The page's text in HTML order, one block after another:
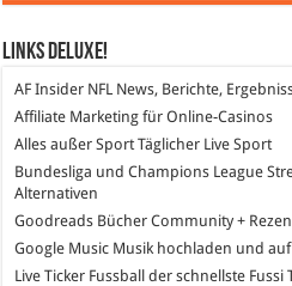
Links DeLuXe!
AF Insider NFL News, Berichte,
Affiliate Marketing für Online-Casinos
Alles außer SportTäglicher Live Sport
Bundesliga und Champions League
Alternativen
Goodreads Bücher Community +
Google Music Musik hochladen und
Live Ticker Fussball
der schnellste Fussi